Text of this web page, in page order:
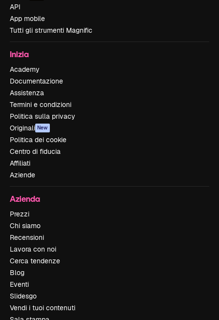
API
App mobile
Tutti gli strumenti Magnific
Inizia
Academy
Documentazione
Assistenza
Termini e condizioni
Politica sulla privacy
Originali New
Politica dei cookie
Centro di fiducia
Affiliati
Aziende
Azienda
Prezzi
Chi siamo
Recensioni
Lavora con noi
Cerca tendenze
Blog
Eventi
Slidesgo
Vendi i tuoi contenuti